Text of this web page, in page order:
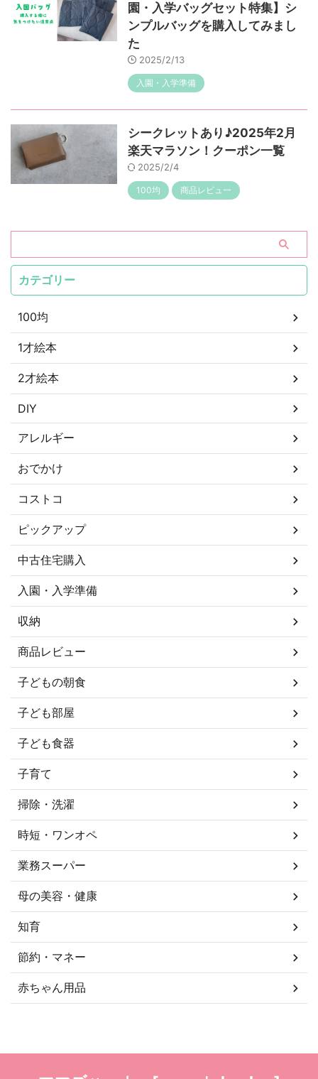
園・入学バッグセット特集】シ
ンプルバッグを購入してみまし
た
2025/2/13
入園・入学準備
シークレットあり♪2025年2月
楽天マラソン！クーポン一覧
2025/2/4
100均 商品レビュー
カテゴリー
100均
1才絵本
2才絵本
DIY
アレルギー
おでかけ
コストコ
ピックアップ
中古住宅購入
入園・入学準備
収納
商品レビュー
子どもの朝食
子ども部屋
子ども食器
子育て
掃除・洗濯
時短・ワンオペ
業務スーパー
母の美容・健康
知育
節約・マネー
赤ちゃん用品